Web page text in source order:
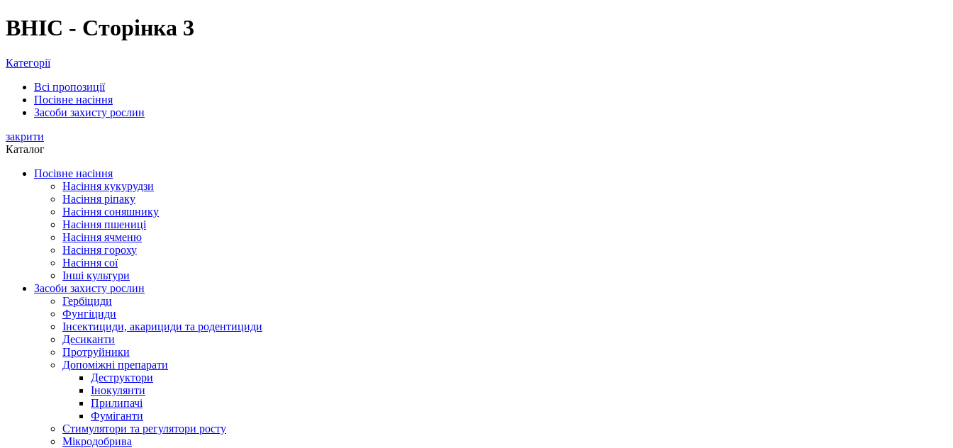
ВНІС - Сторінка 3
Категорії
Всі пропозиції
Посівне насіння
Засоби захисту рослин
закрити
Каталог
Посівне насіння
Насіння кукурудзи
Насіння ріпаку
Насіння соняшнику
Насіння пшениці
Насіння ячменю
Насіння гороху
Насіння сої
Інші культури
Засоби захисту рослин
Гербіциди
Фунгіциди
Інсектициди, акарициди та родентициди
Десиканти
Протруйники
Допоміжні препарати
Деструктори
Інокулянти
Прилипачі
Фуміганти
Стимулятори та регулятори росту
Мікродобрива